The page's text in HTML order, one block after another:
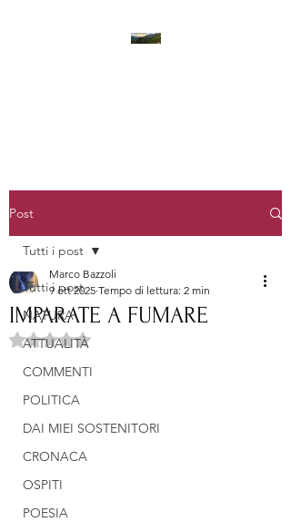
Post
Tutti i post
NATURA
ATTUALITÀ
COMMENTI
POLITICA
DAI MIEI SOSTENITORI
CRONACA
OSPITI
POESIA
Tutti i post
IMPARATE A FUMARE
Marco Bazzoli
9 ott 2025 Tempo di lettura: 2 min
Valutazione NaN stelle su 5.